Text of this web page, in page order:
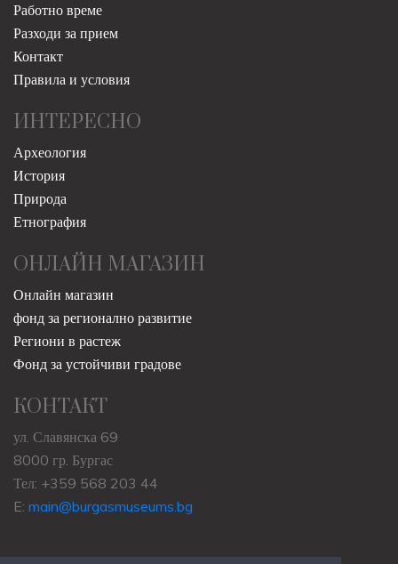
Работно време
Разходи за прием
Контакт
Правила и условия
ИНТЕРЕСНО
Археология
История
Природа
Етнография
ОНЛАЙН МАГАЗИН
Онлайн магазин
фонд за регионално развитие
Региони в растеж
Фонд за устойчиви градове
КОНТАКТ
ул. Славянска 69
8000 гр. Бургас
Тел: +359 568 203 44
E: main@burgasmuseums.bg